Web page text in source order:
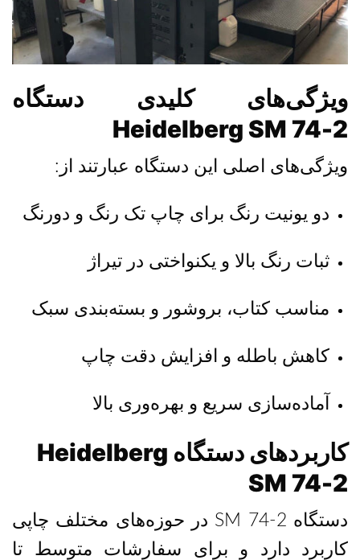
ویژگی‌های کلیدی دستگاه
Heidelberg SM 74-2
ویژگی‌های اصلی این دستگاه عبارتند از:
دو یونیت رنگ برای چاپ تک رنگ و دورنگ
ثبات رنگ بالا و یکنواختی در تیراژ
مناسب کتاب، بروشور و بسته‌بندی سبک
کاهش باطله و افزایش دقت چاپ
آماده‌سازی سریع و بهره‌وری بالا
کاربردهای دستگاه Heidelberg
SM 74-2
دستگاه SM 74-2 در حوزه‌های مختلف چاپی
کاربرد دارد و برای سفارشات متوسط تا